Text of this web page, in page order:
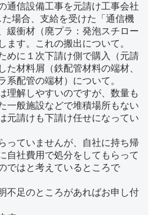
通信設備工事を元請け工事会社
場合、支給を受けた「通信機
緩衝材（廃プラ：発泡スチロー
ます。これの搬出について。
めに１次下請け側で購入（元請
た材料屑（鉄配管材料の端材、
系配管の端材）について。
理解しやすいのですが、数量も
一般施設などで堆積場所もない
元請けも下請け任せになってい
っていませんが、自社に持ち帰
自社費用で処分をしてもらって
ではと考えているところで
不足のところがあればお申し付